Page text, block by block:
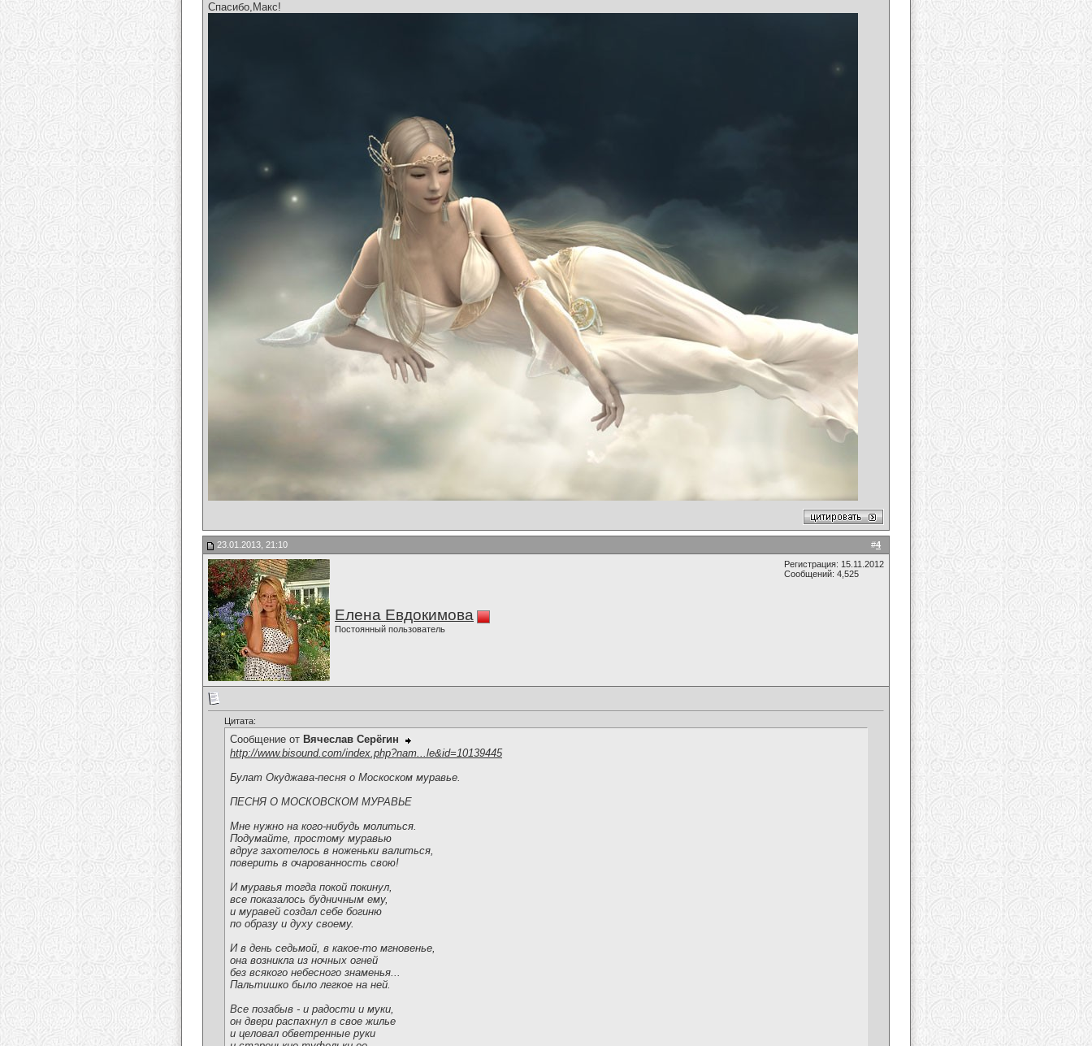
Спасибо,Макс!
#4
23.01.2013, 21:10
Елена Евдокимова
Постоянный пользователь
Регистрация: 15.11.2012
Сообщений: 4,525
Цитата:
Сообщение от Вячеслав Серёгин
http://www.bisound.com/index.php?nam...le&id=10139445
Булат Окуджава-песня о Москоском муравье.
ПЕСНЯ О МОСКОВСКОМ МУРАВЬЕ
Мне нужно на кого-нибудь молиться.
Подумайте, простому муравью
вдруг захотелось в ноженьки валиться,
поверить в очарованность свою!
И муравья тогда покой покинул,
все показалось будничным ему,
и муравей создал себе богиню
по образу и духу своему.
И в день седьмой, в какое-то мгновенье,
она возникла из ночных огней
без всякого небесного знаменья...
Пальтишко было легкое на ней.
Все позабыв - и радости и муки,
он двери распахнул в свое жилье
и целовал обветренные руки